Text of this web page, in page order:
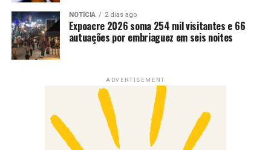
NOTÍCIA 2 dias ago
Expoacre 2026 soma 254 mil visitantes e 66
autuações por embriaguez em seis noites
ADVERTISEMENT